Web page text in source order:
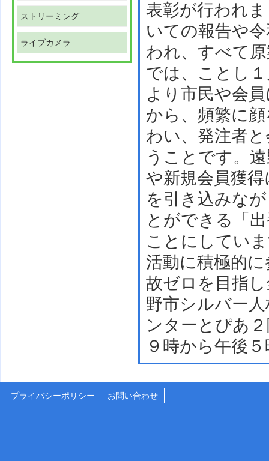
ストリーミング
ライブカメラ
表彰が行われ
いての報告や
われ、すべて
では、ことし
より市民や会
から、頻繁に
わい、発注者
うことです。
や新規会員獲
を引き込みな
とができる「
ことにしてい
活動に積極的
故ゼロを目指
野市シルバー
ンターとぴあ
９時から午後
プライバシーポリシー お問い合わせ